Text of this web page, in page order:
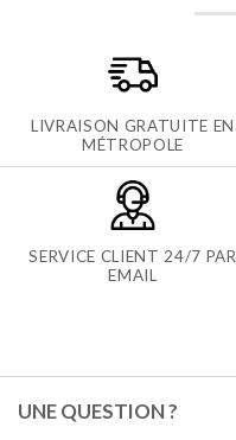
LIVRAISON GRATUITE EN
MÉTROPOLE
SERVICE CLIENT 24/7 PAR
EMAIL
UNE QUESTION ?